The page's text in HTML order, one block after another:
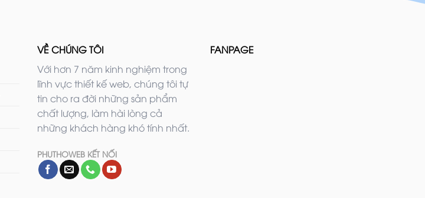
VỀ CHÚNG TÔI
Với hơn 7 năm kinh nghiệm trong
lĩnh vực thiết kế web, chúng tôi tự
tin cho ra đời những sản phẩm
chất lượng, làm hài lòng cả
những khách hàng khó tính nhất.
PHUTHOWEB KẾT NỐI
FANPAGE